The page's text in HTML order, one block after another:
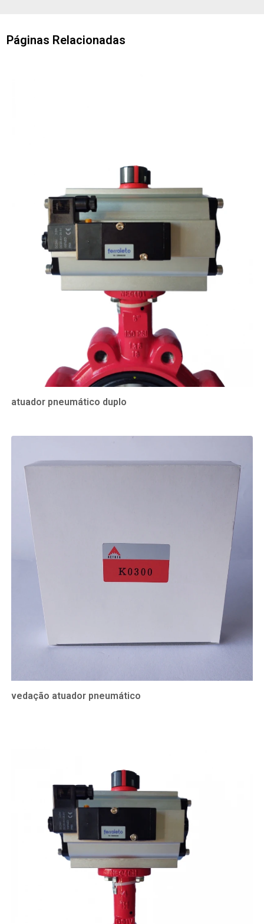
Páginas Relacionadas
atuador pneumático duplo
vedação atuador pneumático